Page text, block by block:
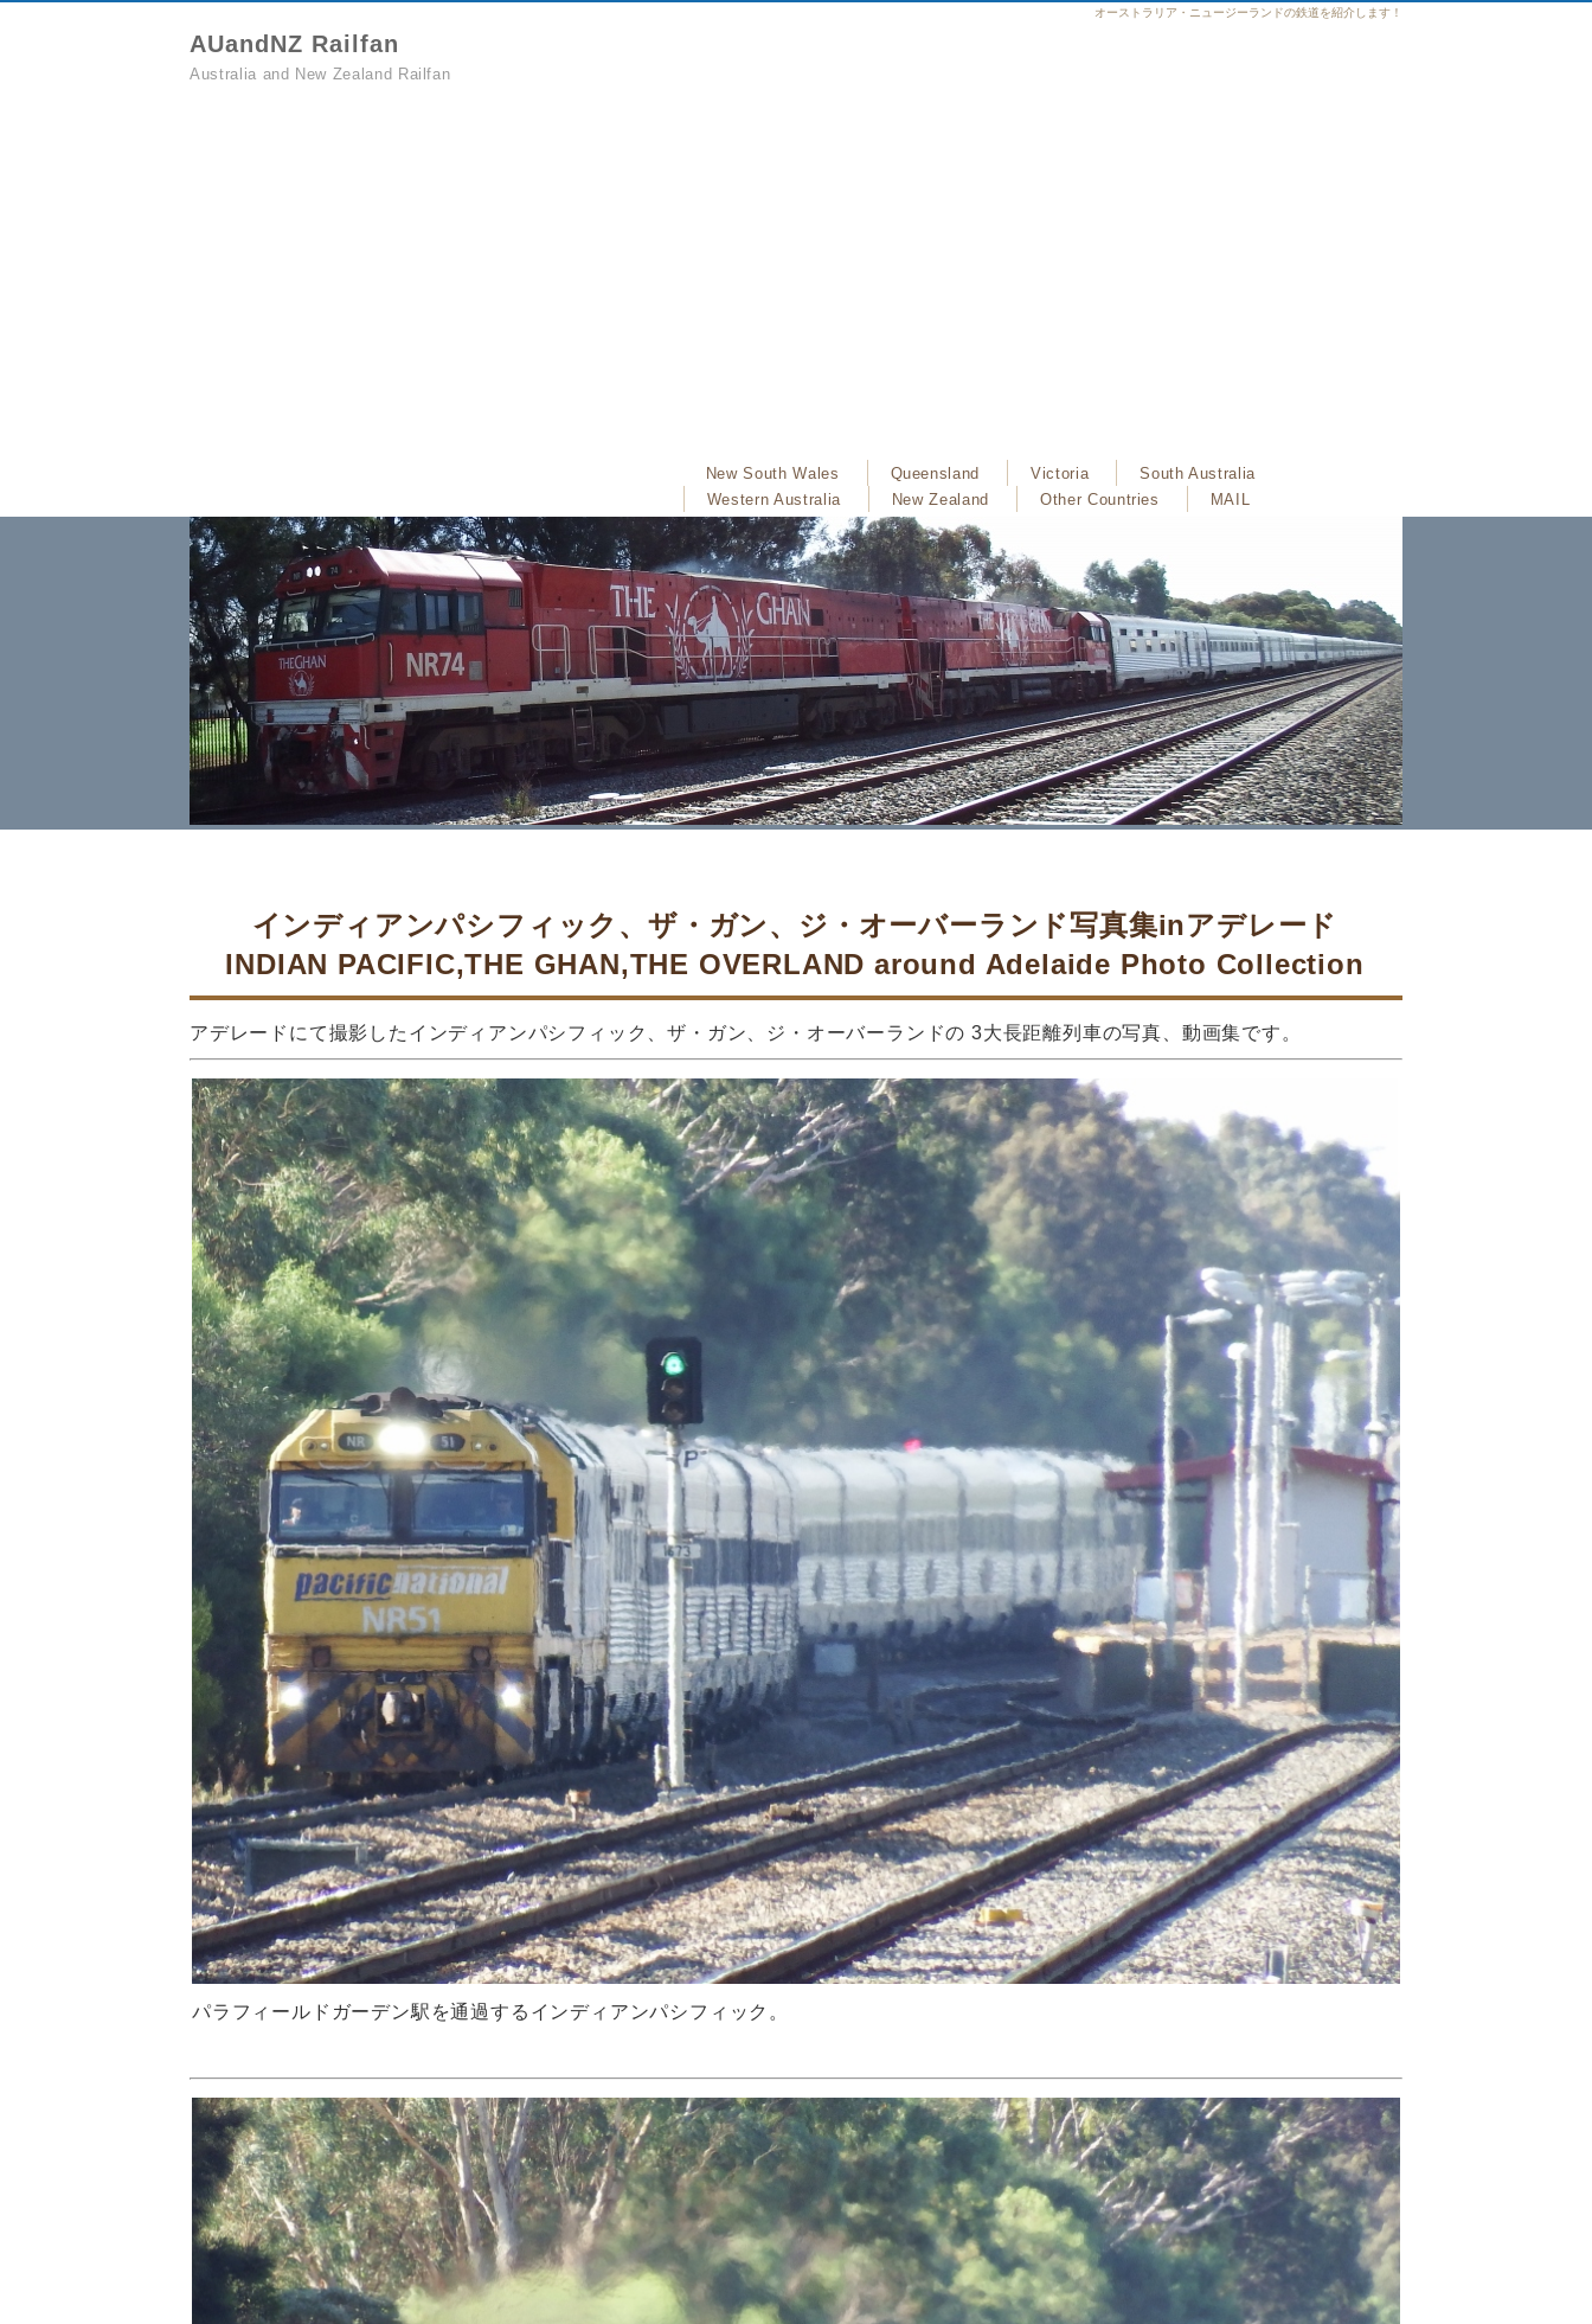
オーストラリア・ニュージーランドの鉄道を紹介します！
AUandNZ Railfan
Australia and New Zealand Railfan
New South Wales Queensland Victoria
South Australia
Western Australia
New Zealand Other Countries MAIL
インディアンパシフィック、ザ・ガン、ジ・オーバーランド写真集inアデレード
INDIAN PACIFIC,THE GHAN,THE OVERLAND around Adelaide Photo Collection
アデレードにて撮影したインディアンパシフィック、ザ・ガン、ジ・オーバーランドの 3大長距離列車の写真、動画集です。
パラフィールドガーデン駅を通過するインディアンパシフィック。